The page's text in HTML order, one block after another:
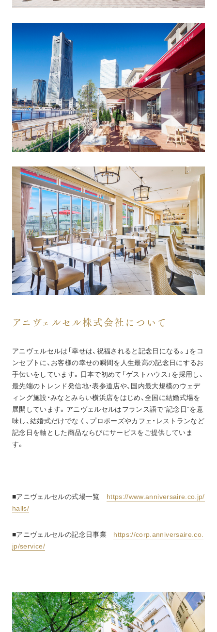
アニヴェルセル株式会社について
アニヴェルセルは「幸せは、祝福されると記念日になる。」をコ
ンセプトに、お客様の幸せの瞬間を人生最高の記念日にするお
手伝いをしています。日本で初めて「ゲストハウス」を採用し、
最先端のトレンド発信地・表参道店や、国内最大規模のウェデ
ィング施設・みなとみらい横浜店をはじめ、全国に結婚式場を
展開しています。アニヴェルセルはフランス語で“記念日”を意
味し、結婚式だけでなく、プロポーズやカフェ・レストランなど
記念日を軸とした商品ならびにサービスをご提供していま
す。
■アニヴェルセルの式場一覧 https://www.anniversaire.co.jp/
halls/
■アニヴェルセルの記念日事業 https://corp.anniversaire.co.
jp/service/